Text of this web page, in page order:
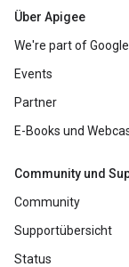
Über Apigee
We're part of Google
Events
Partner
E-Books und
Community und
Community
Supportübersicht
Status